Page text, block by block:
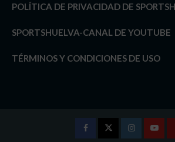
POLÍTICA DE PRIVACIDAD DE
SPORTSHUELVA-CANAL DE YOUTUBE
TÉRMINOS Y CONDICIONES DE USO
Instagram